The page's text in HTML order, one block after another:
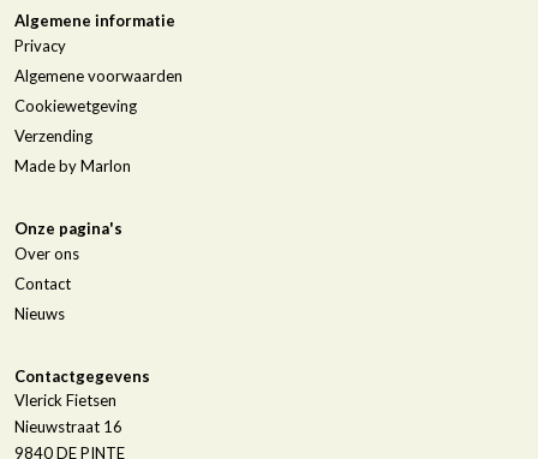
Algemene informatie
Privacy
Algemene voorwaarden
Cookiewetgeving
Verzending
Made by Marlon
Onze pagina's
Over ons
Contact
Nieuws
Contactgegevens
Vlerick Fietsen
Nieuwstraat 16
9840DE PINTE